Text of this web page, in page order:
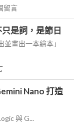
留言
是詞，是節日
畫出一本繪本」
Nano 打造
與 G...